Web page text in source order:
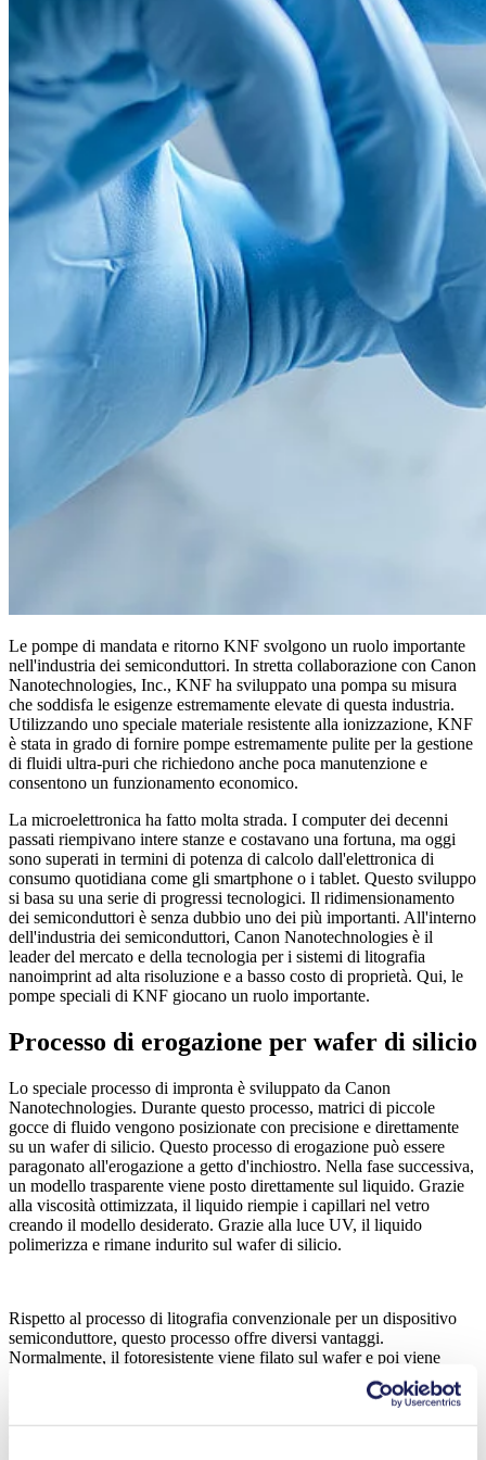
Le pompe di mandata e ritorno KNF svolgono un ruolo importante
nell'industria dei semiconduttori. In stretta collaborazione con Canon
Nanotechnologies, Inc., KNF ha sviluppato una pompa su misura
che soddisfa le esigenze estremamente elevate di questa industria.
Utilizzando uno speciale materiale resistente alla ionizzazione, KNF
è stata in grado di fornire pompe estremamente pulite per la gestione
di fluidi ultra-puri che richiedono anche poca manutenzione e
consentono un funzionamento economico.
La microelettronica ha fatto molta strada. I computer dei decenni
passati riempivano intere stanze e costavano una fortuna, ma oggi
sono superati in termini di potenza di calcolo dall'elettronica di
consumo quotidiana come gli smartphone o i tablet. Questo sviluppo
si basa su una serie di progressi tecnologici. Il ridimensionamento
dei semiconduttori è senza dubbio uno dei più importanti. All'interno
dell'industria dei semiconduttori, Canon Nanotechnologies è il
leader del mercato e della tecnologia per i sistemi di litografia
nanoimprint ad alta risoluzione e a basso costo di proprietà. Qui, le
pompe speciali di KNF giocano un ruolo importante.
Processo di erogazione per wafer di silicio
Lo speciale processo di impronta è sviluppato da Canon
Nanotechnologies. Durante questo processo, matrici di piccole
gocce di fluido vengono posizionate con precisione e direttamente
su un wafer di silicio. Questo processo di erogazione può essere
paragonato all'erogazione a getto d'inchiostro. Nella fase successiva,
un modello trasparente viene posto direttamente sul liquido. Grazie
alla viscosità ottimizzata, il liquido riempie i capillari nel vetro
creando il modello desiderato. Grazie alla luce UV, il liquido
polimerizza e rimane indurito sul wafer di silicio.
Rispetto al processo di litografia convenzionale per un dispositivo
semiconduttore, questo processo offre diversi vantaggi.
Normalmente, il fotoresistente viene filato sul wafer e poi viene
usata una fotomaschera per creare il modello desiderato. Tuttavia,
l'uso di una fotomaschera convenzionale pone dei limiti ottici alla